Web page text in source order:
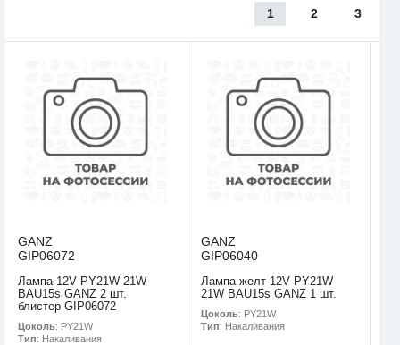
1 2 3
GANZ
GIP06072
Лампа 12V PY21W 21W
BAU15s GANZ 2 шт.
блистер GIP06072
Цоколь: PY21W
Тип: Накаливания
GANZ
GIP06040
Лампа желт 12V PY21W
21W BAU15s GANZ 1 шт.
Цоколь: PY21W
Тип: Накаливания